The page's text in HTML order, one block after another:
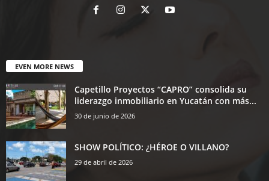
EVEN MORE NEWS
Capetillo Proyectos “CAPRO” consolida su
liderazgo inmobiliario en Yucatán con más...
30 de junio de 2026
SHOW POLÍTICO: ¿HÉROE O VILLANO?
29 de abril de 2026